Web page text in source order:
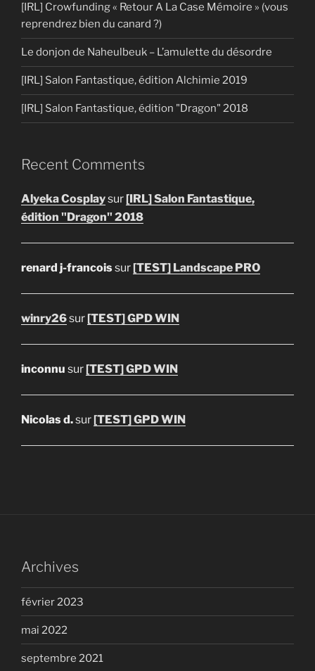
[IRL] Crowfunding « Retour A La Case Mémoire » (vous
reprendrez bien du canard ?)
Le donjon de Naheulbeuk – L’amulette du désordre
[IRL] Salon Fantastique, édition Alchimie 2019
[IRL] Salon Fantastique, édition "Dragon" 2018
Recent Comments
Alyeka Cosplaysur [IRL] Salon Fantastique,
édition "Dragon" 2018
renard j-francoissur [TEST] Landscape PRO
winry26sur [TEST] GPD WIN
inconnu sur [TEST] GPD WIN
Nicolas d.sur [TEST] GPD WIN
Archives
février 2023
mai 2022
septembre 2021